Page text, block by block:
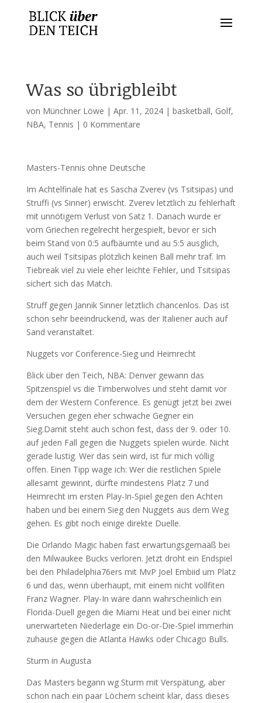
Was so übrigbleibt
von Münchner Löwe | Apr. 11, 2024| basketball, Golf,
NBA, Tennis | 0 Kommentare
Masters-Tennis ohne Deutsche
Im Achtelfinale hat es Sascha Zverev (vs Tsitsipas) und
Struffi (vs Sinner) erwischt. Zverev letztlich zu fehlerhaft
mit unnötigem Verlust von Satz 1. Danach wurde er
vom Griechen regelrecht hergespielt, bevor er sich
beim Stand von 0:5 aufbäumte und au 5:5 ausglich,
auch weil Tsitsipas plötzlich keinen Ball mehr traf. Im
Tiebreak viel zu viele eher leichte Fehler, und Tsitsipas
sichert sich das Match.
Struff gegen Jannik Sinner letztlich chancenlos. Das ist
schon sehr beeindruckend, was der Italiener auch auf
Sand veranstaltet.
Nuggets vor Conference-Sieg und Heimrecht
Blick über den Teich, NBA: Denver gewann das
Spitzenspiel vs die Timberwolves und steht damit vor
dem der Western Conference. Es genügt jetzt bei zwei
Versuchen gegen eher schwache Gegner ein
Sieg.Damit steht auch schon fest, dass der 9. oder 10.
auf jeden Fall gegen die Nuggets spielen würde. Nicht
gerade lustig. Wer das sein wird, ist für mich völlig
offen. Einen Tipp wage ich: Wer die restlichen Spiele
allesamt gewinnt, dürfte mindestens Platz 7 und
Heimrecht im ersten Play-In-Spiel gegen den Achten
haben und bei einem Sieg den Nuggets aus dem Weg
gehen. Es gibt noch einige direkte Duelle.
Die Orlando Magic haben fast erwartungsgemaäß bei
den Milwaukee Bucks verloren. Jetzt droht ein Endspiel
bei den Philadelphia76ers mit MvP Joel Embiid um Platz
6 und das, wenn überhaupt, mit einem nicht vollfiten
Franz Wagner. Play-In wäre dann wahrscheinlich ein
Florida-Duell gegen die Miami Heat und bei einer nicht
unerwarteten Niederlage ein Do-or-Die-Spiel immerhin
zuhause gegen die Atlanta Hawks oder Chicago Bulls.
Sturm in Augusta
Das Masters begann wg Sturm mit Verspätung, aber
schon nach ein paar Löchern scheint klar, dass dieses